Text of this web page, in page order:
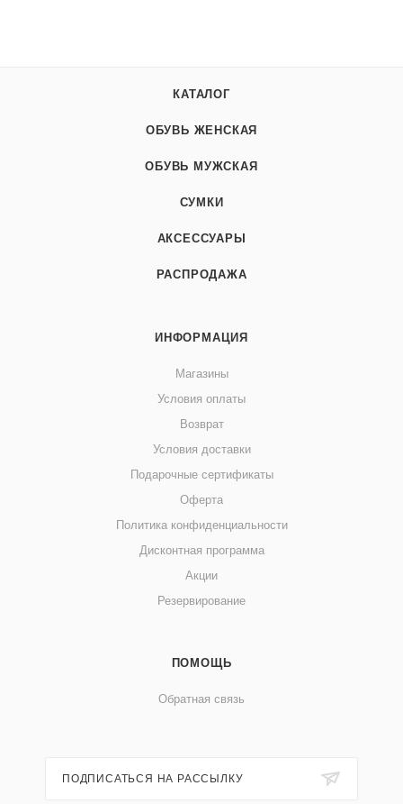
КАТАЛОГ
ОБУВЬ ЖЕНСКАЯ
ОБУВЬ МУЖСКАЯ
СУМКИ
АКСЕССУАРЫ
РАСПРОДАЖА
ИНФОРМАЦИЯ
Магазины
Условия оплаты
Возврат
Условия доставки
Подарочные сертификаты
Оферта
Политика конфиденциальности
Дисконтная программа
Акции
Резервирование
ПОМОЩЬ
Обратная связь
ПОДПИСАТЬСЯ НА РАССЫЛКУ